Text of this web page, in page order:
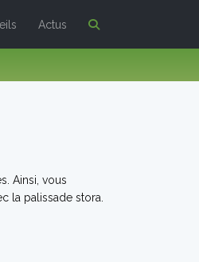
Actus
Ainsi, vous
la palissade stora.